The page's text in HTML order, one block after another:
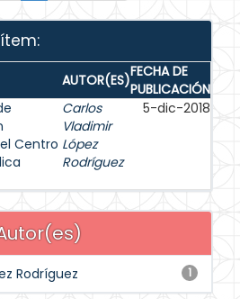
AUTOR(ES)FECHA DE
PUBLICACIÓN
Centro
Carlos
Vladimir
López
Rodríguez
5-dic-2018
1
Rodríguez